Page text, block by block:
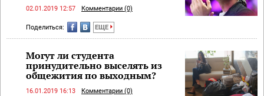
02.01.2019 12:57 Комментарии (0)
Поделиться: ЕЩЕ
Могут ли студента
принудительно выселять из
общежития по выходным?
16.01.2019 16:13 Комментарии (0)